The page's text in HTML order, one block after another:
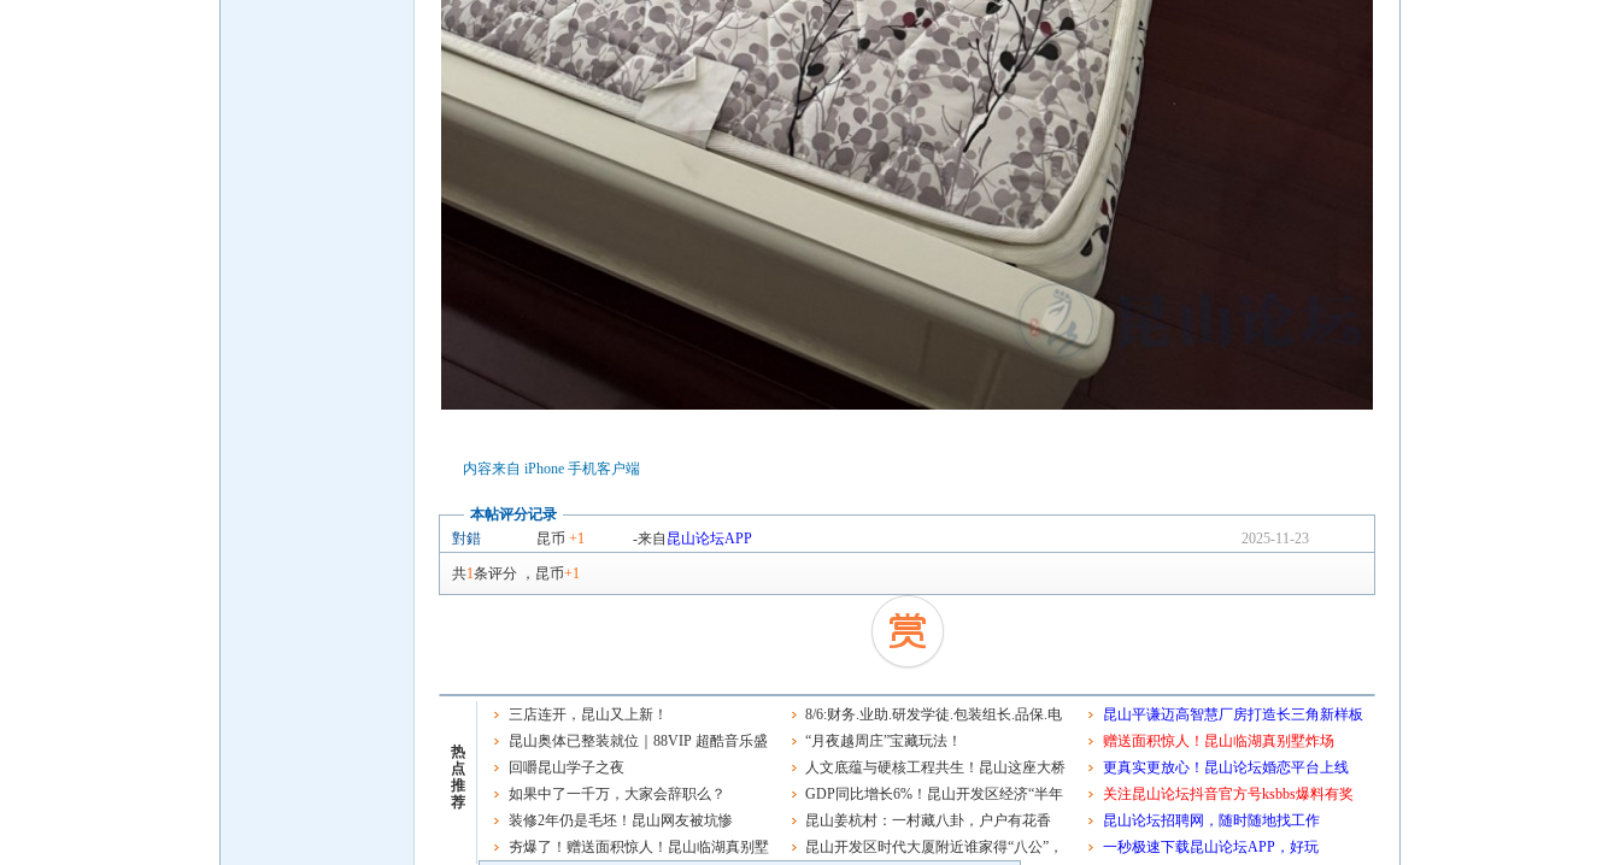
内容来自 iPhone 手机客户端
本帖评分记录
對錯
昆币 +1 -来自 昆山论坛APP 2025-11-23
共1条评分 ， 昆币+1
热
点
推
荐
三店连开，昆山又上新！
昆山奥体已整装就位｜88VIP 超酷音乐盛
典即将开唱
回嚼昆山学子之夜
如果中了一千万，大家会辞职么？
装修2年仍是毛坯！昆山网友被坑惨
夯爆了！赠送面积惊人！昆山临湖真别墅
8/6:财务.业助.研发学徒.包装组长.品保.电
工.保安.消控.业务.店员.物业维修.保洁
“月夜越周庄”宝藏玩法！
人文底蕴与硬核工程共生！昆山这座大桥
像绽放的并蒂莲
GDP同比增长6%！昆山开发区经济“半年
报”出炉
昆山姜杭村：一村藏八卦，户户有花香
昆山开发区时代大厦附近谁家得“八公”，
昆山平谦迈高智慧厂房打造长三角新样板
赠送面积惊人！昆山临湖真别墅炸场
更真实更放心！昆山论坛婚恋平台上线
关注昆山论坛抖音官方号ksbbs爆料有奖
昆山论坛招聘网，随时随地找工作
一秒极速下载昆山论坛APP，好玩